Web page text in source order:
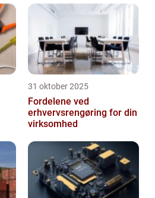
31 oktober 2025
Fordelene ved
erhvervsrengøring for din
virksomhed